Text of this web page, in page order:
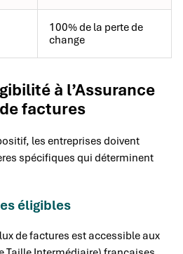
100% de la perte de
change
à l’Assurance
factures
les entreprises doivent
spécifiques qui déterminent
éligibles
de factures est accessible aux